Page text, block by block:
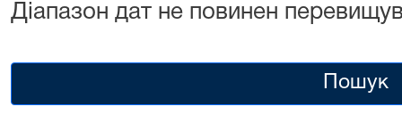
Діапазон дат не повинен
Пошук